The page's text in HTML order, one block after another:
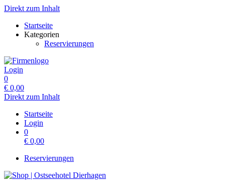
Direkt zum Inhalt
Startseite
Kategorien
Reservierungen
Login
0
€ 0,00
Direkt zum Inhalt
Startseite
Login
0
€ 0,00
Reservierungen